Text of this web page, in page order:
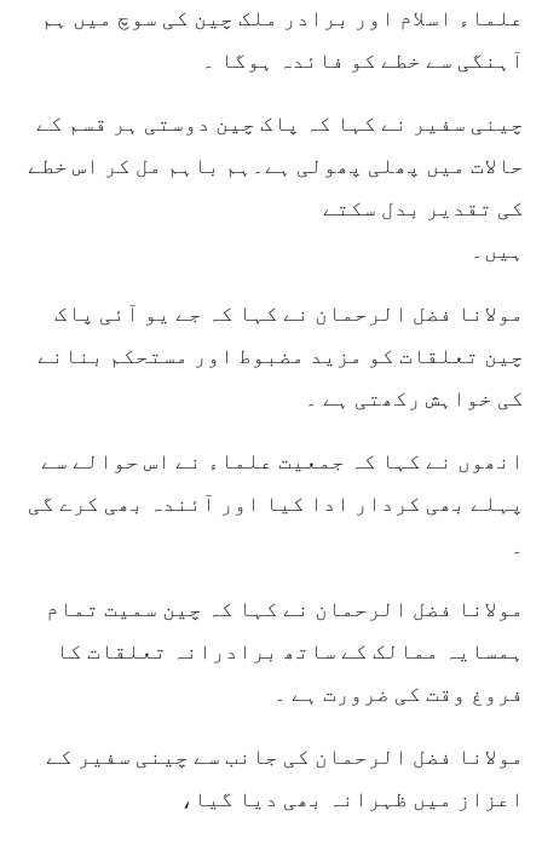
علماء اسلام اور برادر ملک چین کی سوچ میں ہم
آہنگی سے خطے کو فائدہ ہوگا ۔
چینی سفیر نے کہا کہ پاک چین دوستی ہر قسم کے
حالات میں پھلی پھولی ہے۔ہم باہم مل کر اس خطے
کی تقدیر بدل سکتے
ہیں۔
مولانا فضل الرحمان نے کہا کہ جے یو آئی پاک
چین تعلقات کو مزید مضبوط اور مستحکم بنانے
کی خواہش رکھتی ہے ۔
انھوں نے کہا کہ جمعیت علماء نے اس حوالے سے
پہلے بھی کردار ادا کیا اور آئندہ بھی کرے گی
۔
مولانا فضل الرحمان نے کہا کہ چین سمیت تمام
ہمسایہ ممالک کے ساتھ برادرانہ تعلقات کا
فروغ وقت کی ضرورت ہے ۔
مولانا فضل الرحمان کی جانب سے چینی سفیر کے
اعزاز میں ظہرانہ بھی دیا گیا،